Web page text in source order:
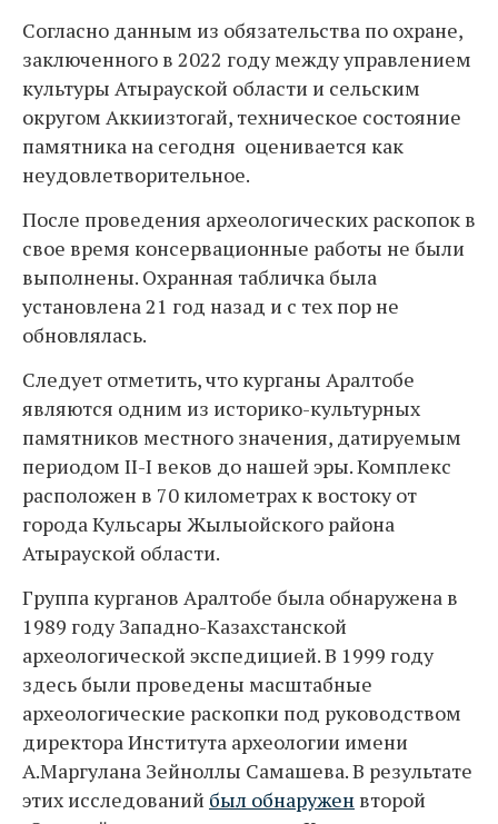
Согласно данным из обязательства по охране,
заключенного в 2022 году между управлением
культуры Атырауской области и сельским
округом Аккиизтогай, техническое состояние
памятника на сегодня оценивается как
неудовлетворительное.
После проведения археологических раскопок в
свое время консервационные работы не были
выполнены. Охранная табличка была
установлена 21 год назад и с тех пор не
обновлялась.
Следует отметить, что курганы Аралтобе
являются одним из историко-культурных
памятников местного значения, датируемым
периодом II-I веков до нашей эры. Комплекс
расположен в 70 километрах к востоку от
города Кульсары Жылыойского района
Атырауской области.
Группа курганов Аралтобе была обнаружена в
1989 году Западно-Казахстанской
археологической экспедицией. В 1999 году
здесь были проведены масштабные
археологические раскопки под руководством
директора Института археологии имени
А.Маргулана Зейноллы Самашева. В результате
этих исследований был обнаружен второй